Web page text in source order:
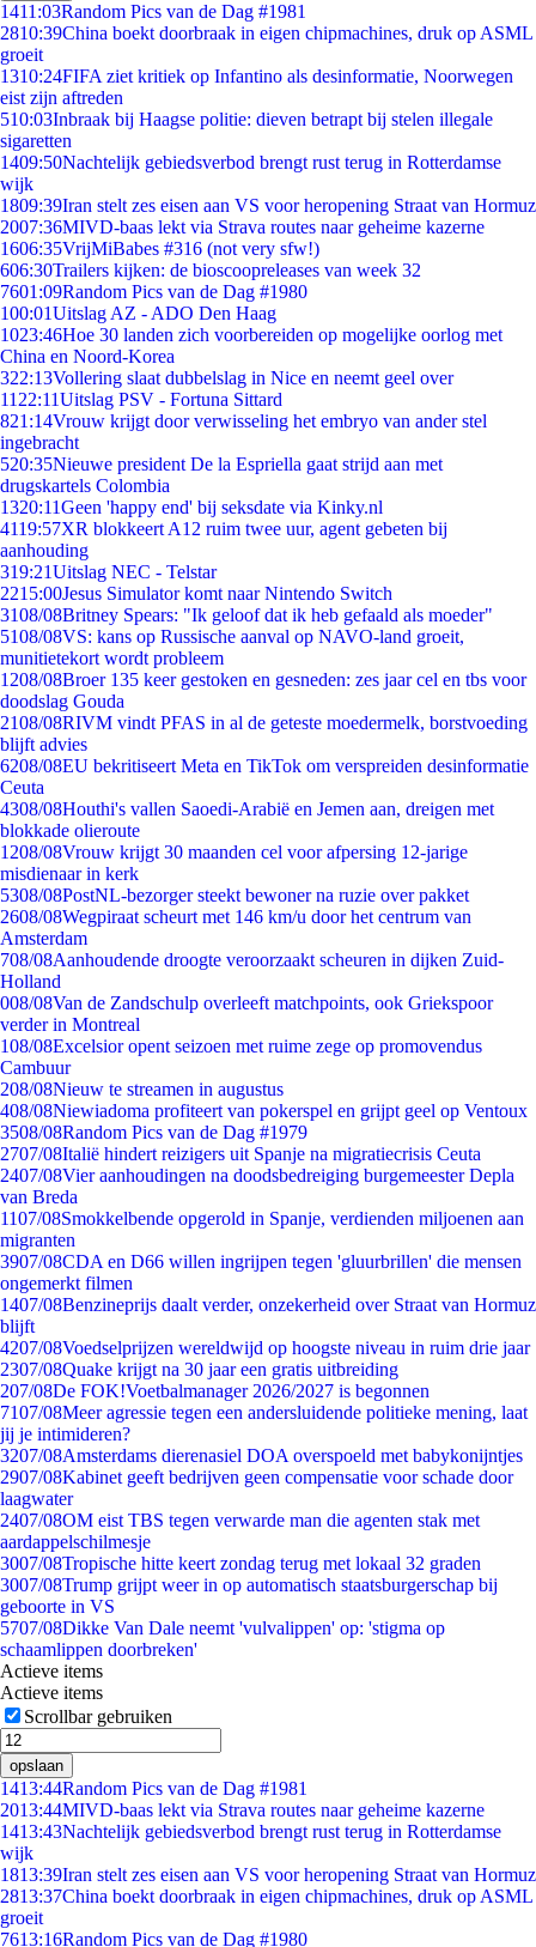
1411:03Random Pics van de Dag #1981
2810:39China boekt doorbraak in eigen chipmachines, druk op ASML
groeit
1310:24FIFA ziet kritiek op Infantino als desinformatie, Noorwegen
eist zijn aftreden
510:03Inbraak bij Haagse politie: dieven betrapt bij stelen illegale
sigaretten
1409:50Nachtelijk gebiedsverbod brengt rust terug in Rotterdamse
wijk
1809:39Iran stelt zes eisen aan VS voor heropening Straat van Hormuz
2007:36MIVD-baas lekt via Strava routes naar geheime kazerne
1606:35VrijMiBabes #316 (not very sfw!)
606:30Trailers kijken: de bioscoopreleases van week 32
7601:09Random Pics van de Dag #1980
100:01Uitslag AZ - ADO Den Haag
1023:46Hoe 30 landen zich voorbereiden op mogelijke oorlog met
China en Noord-Korea
322:13Vollering slaat dubbelslag in Nice en neemt geel over
11 22:11Uitslag PSV - Fortuna Sittard
821:14Vrouw krijgt door verwisseling het embryo van ander stel
ingebracht
520:35Nieuwe president De la Espriella gaat strijd aan met
drugskartels Colombia
1320:11Geen 'happy end' bij seksdate via Kinky.nl
4119:57XR blokkeert A12 ruim twee uur, agent gebeten bij
aanhouding
319:21Uitslag NEC - Telstar
2215:00Jesus Simulator komt naar Nintendo Switch
3108/08Britney Spears: "Ik geloof dat ik heb gefaald als moeder"
5108/08VS: kans op Russische aanval op NAVO-land groeit,
munitietekort wordt probleem
1208/08Broer 135 keer gestoken en gesneden: zes jaar cel en tbs voor
doodslag Gouda
2108/08RIVM vindt PFAS in al de geteste moedermelk, borstvoeding
blijft advies
6208/08EU bekritiseert Meta en TikTok om verspreiden desinformatie
Ceuta
4308/08Houthi's vallen Saoedi-Arabië en Jemen aan, dreigen met
blokkade olieroute
1208/08Vrouw krijgt 30 maanden cel voor afpersing 12-jarige
misdienaar in kerk
5308/08PostNL-bezorger steekt bewoner na ruzie over pakket
2608/08Wegpiraat scheurt met 146 km/u door het centrum van
Amsterdam
708/08Aanhoudende droogte veroorzaakt scheuren in dijken Zuid-
Holland
008/08Van de Zandschulp overleeft matchpoints, ook Griekspoor
verder in Montreal
108/08Excelsior opent seizoen met ruime zege op promovendus
Cambuur
208/08Nieuw te streamen in augustus
408/08Niewiadoma profiteert van pokerspel en grijpt geel op Ventoux
3508/08Random Pics van de Dag #1979
2707/08Italië hindert reizigers uit Spanje na migratiecrisis Ceuta
2407/08Vier aanhoudingen na doodsbedreiging burgemeester Depla
van Breda
1107/08Smokkelbende opgerold in Spanje, verdienden miljoenen aan
migranten
3907/08CDA en D66 willen ingrijpen tegen 'gluurbrillen' die mensen
ongemerkt filmen
1407/08Benzineprijs daalt verder, onzekerheid over Straat van Hormuz
blijft
4207/08Voedselprijzen wereldwijd op hoogste niveau in ruim drie jaar
2307/08Quake krijgt na 30 jaar een gratis uitbreiding
207/08De FOK!Voetbalmanager 2026/2027 is begonnen
7107/08Meer agressie tegen een andersluidende politieke mening, laat
jij je intimideren?
3207/08Amsterdams dierenasiel DOA overspoeld met babykonijntjes
2907/08Kabinet geeft bedrijven geen compensatie voor schade door
laagwater
2407/08OM eist TBS tegen verwarde man die agenten stak met
aardappelschilmesje
3007/08Tropische hitte keert zondag terug met lokaal 32 graden
3007/08Trump grijpt weer in op automatisch staatsburgerschap bij
geboorte in VS
5707/08Dikke Van Dale neemt 'vulvalippen' op: 'stigma op
schaamlippen doorbreken'
Actieve items
Actieve items
Scrollbar gebruiken
opslaan
1413:44Random Pics van de Dag #1981
2013:44MIVD-baas lekt via Strava routes naar geheime kazerne
1413:43Nachtelijk gebiedsverbod brengt rust terug in Rotterdamse
wijk
1813:39Iran stelt zes eisen aan VS voor heropening Straat van Hormuz
2813:37China boekt doorbraak in eigen chipmachines, druk op ASML
groeit
7613:16Random Pics van de Dag #1980